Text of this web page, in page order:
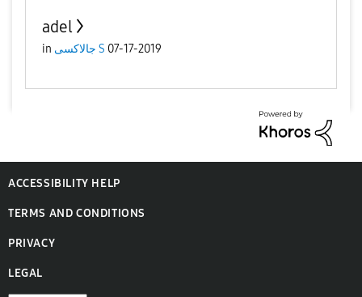
adel
in جالاكسى S 07-17-2019
ACCESSIBILITY HELP
TERMS AND CONDITIONS
PRIVACY
LEGAL